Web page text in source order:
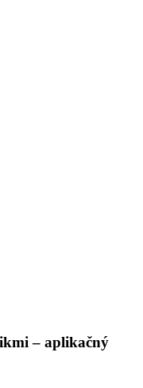
– aplikačný